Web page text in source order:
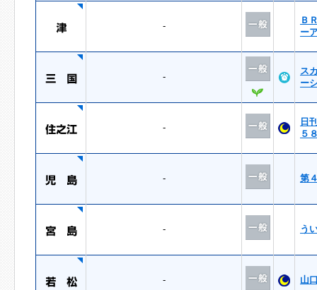
-
Ｂ
ー
-
ス
ー
-
日
５
- 第
- う
- 山